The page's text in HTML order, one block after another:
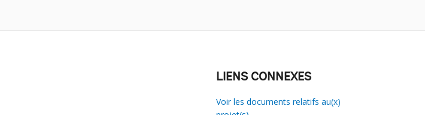
LIENS CONNEXES
Voir les documents relatifs au(x)